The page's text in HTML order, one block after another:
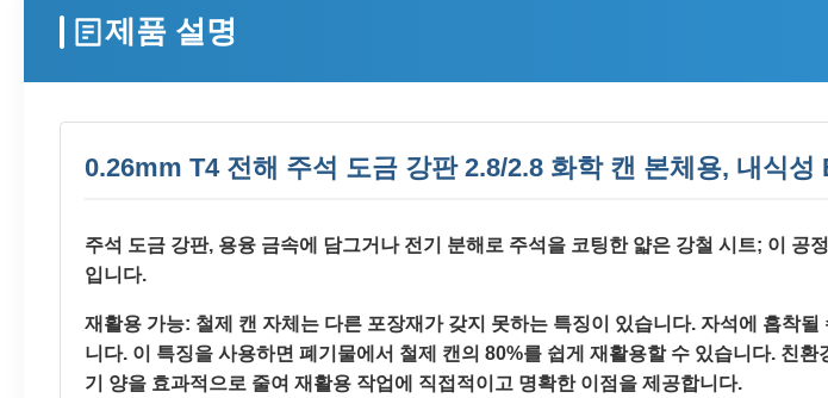
제품 설명
0.26mm T4 전해 주석 도금 강판 2.8/2.8 화학 캔 본체용, 내식성
주석 도금 강판, 용융 금속에 담그거나 전기 분해로 주석을 코팅한 얇은 강철 시트; 이
입니다.
재활용 가능: 철제 캔 자체는 다른 포장재가 갖지 못하는 특징이 있습니다. 자석에 흡착
니다. 이 특징을 사용하면 폐기물에서 철제 캔의 80%를 쉽게 재활용할 수 있습니다. 친
기 양을 효과적으로 줄여 재활용 작업에 직접적이고 명확한 이점을 제공합니다.